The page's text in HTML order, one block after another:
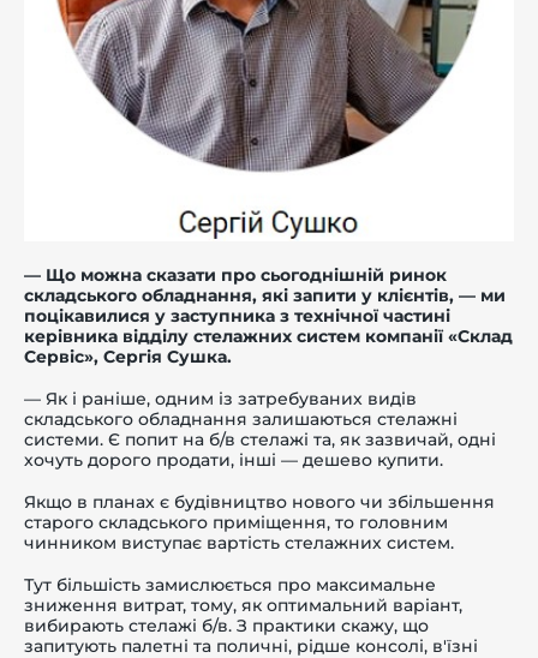
— Що можна сказати про сьогоднішній ринок
складського обладнання, які запити у клієнтів, — ми
поцікавилися у заступника з технічної частині
керівника відділу стелажних систем компанії «Склад
Сервіс», Сергія Сушка.
— Як і раніше, одним із затребуваних видів
складського обладнання залишаються стелажні
системи. Є попит на б/в стелажі та, як зазвичай, одні
хочуть дорого продати, інші — дешево купити.
Якщо в планах є будівництво нового чи збільшення
старого складського приміщення, то головним
чинником виступає вартість стелажних систем.
Тут більшість замислюється про максимальне
зниження витрат, тому, як оптимальний варіант,
вибирають стелажі б/в. З практики скажу, що
запитують палетні та поличні, рідше консолі, в'їзні